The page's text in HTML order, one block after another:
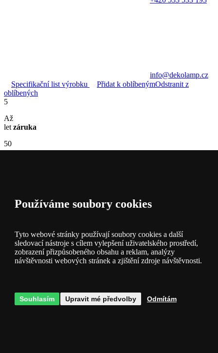
info@dekolamp.cz
Specifikační list výrobku
Přidat k oblíbenýmOdstranit z
oblíbených
5
Až
let záruka
50
Tisíc
Druhů zboží
Svítidel
Používáme soubory cookies
Tyto webové stránky používají soubory cookies a další
sledovací nástroje s cílem vylepšení uživatelského prostředí,
zobrazení přizpůsobeného obsahu a reklam, analýzy
návštěvnosti webových stránek a zjištění zdroje návštěvnosti.
Souhlasím Upravit mé předvolby Odmítám